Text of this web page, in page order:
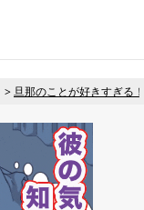
旦那のことが好きすぎる